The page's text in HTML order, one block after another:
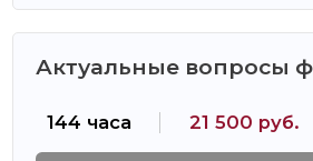
Актуальные вопросы
144 часа 21 500 руб.